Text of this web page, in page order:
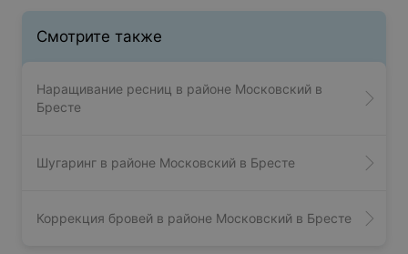
Смотрите также
Наращивание ресниц в районе Московский в
Бресте
Шугаринг в районе Московский в Бресте
Коррекция бровей в районе Московский в Бресте